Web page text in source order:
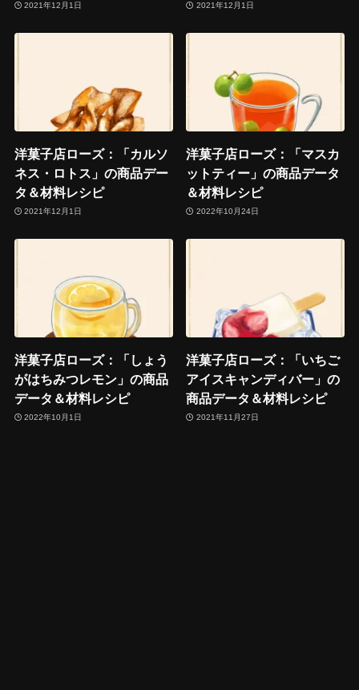
2021年12月1日 2021年12月1日
洋菓子店ローズ：「カルソ
ネス・ロトス」の商品デー
タ＆材料レシピ
2021年12月1日
洋菓子店ローズ：「マスカ
ットティー」の商品データ
＆材料レシピ
2022年10月24日
洋菓子店ローズ：「しょう
がはちみつレモン」の商品
データ＆材料レシピ
2022年10月1日
洋菓子店ローズ：「いちご
アイスキャンディバー」の
商品データ＆材料レシピ
2021年11月27日